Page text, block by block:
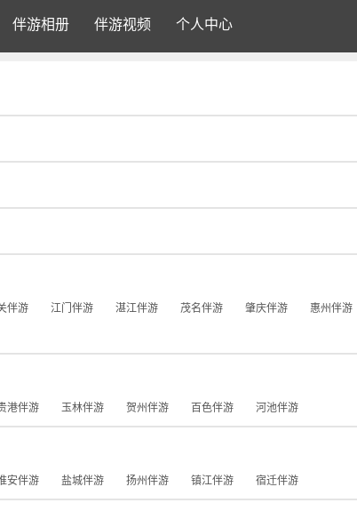
伴游相册 伴游视频 个人中心
伴游 江门伴游 湛江伴游 茂名伴游 肇庆伴游 惠州伴游
港伴游 玉林伴游 贺州伴游 百色伴游 河池伴游
安伴游 盐城伴游 扬州伴游 镇江伴游 宿迁伴游